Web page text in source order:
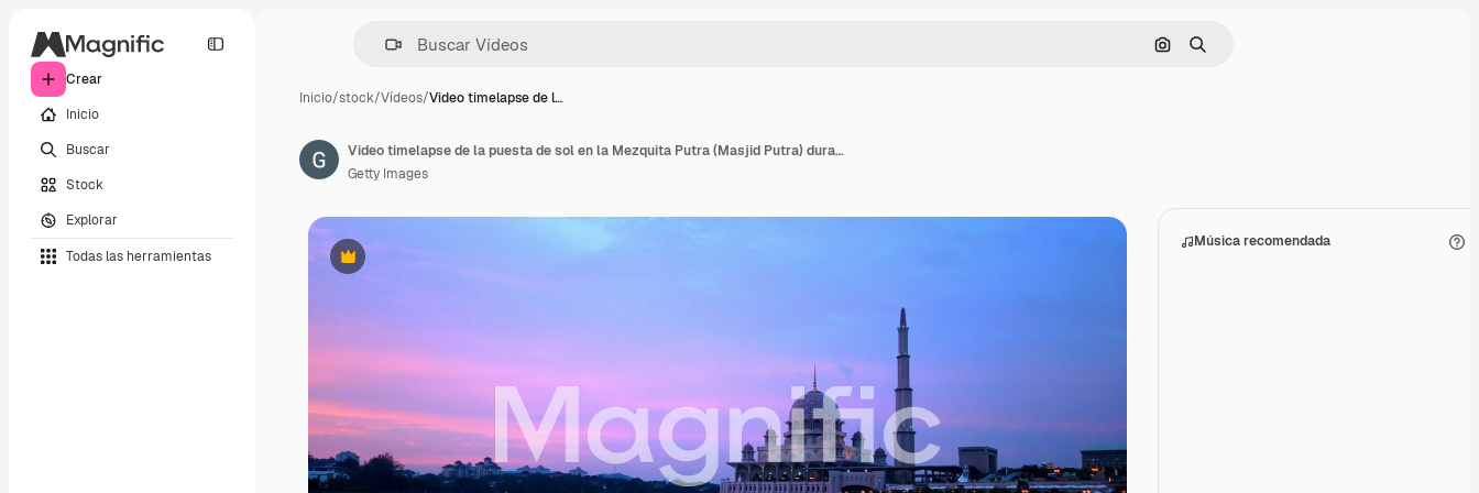
Crear
Inicio
Buscar
Stock
Explorar
Todas las herramientas
Buscar por imagen
Buscar
Inicio/stock/Vídeos/Video timelapse de l…
Premium
Música recomendada
Video timelapse de la puesta de sol en la Mezquita Putra (Masjid Putra) durante tiempo de bruma. Clips de 29 fotogramas por segundo.
Getty Images